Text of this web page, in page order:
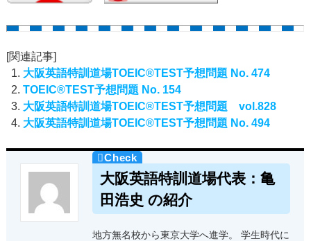
[関連記事]
大阪英語特訓道場TOEIC®TEST予想問題 No. 474
TOEIC®TEST予想問題 No. 154
大阪英語特訓道場TOEIC®TEST予想問題 vol.828
大阪英語特訓道場TOEIC®TEST予想問題 No. 494
大阪英語特訓道場代表：亀
田浩史 の紹介
地方無名校から東京大学へ進学。 学生時代に